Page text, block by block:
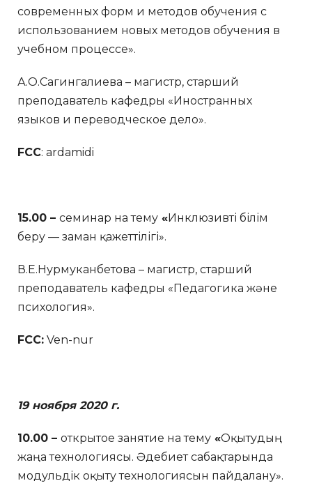
современных форм и методов обучения с
использованием новых методов обучения в
учебном процессе».
А.О.Сагингалиева – магистр, старший
преподаватель кафедры «Иностранных
языков и переводческое дело».
FCC: ardamidi
15.00 – семинар на тему «Инклюзивті білім
беру — заман қажеттілігі».
В.Е.Нурмуканбетова – магистр, старший
преподаватель кафедры «Педагогика және
психология».
FCC: Ven-nur
19 ноября2020 г.
10.00 – открытое занятие на тему «Оқытудың
жаңа технологиясы. Әдебиет сабақтарында
модульдік оқыту технологиясын пайдалану».